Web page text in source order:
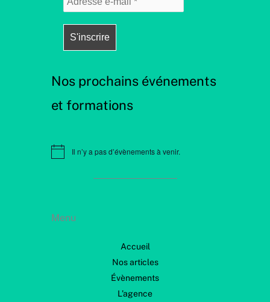
Nos prochains événements
et formations
Il n’y a pas d’évènements à venir.
Menu
Accueil
Nos articles
Évènements
L’agence